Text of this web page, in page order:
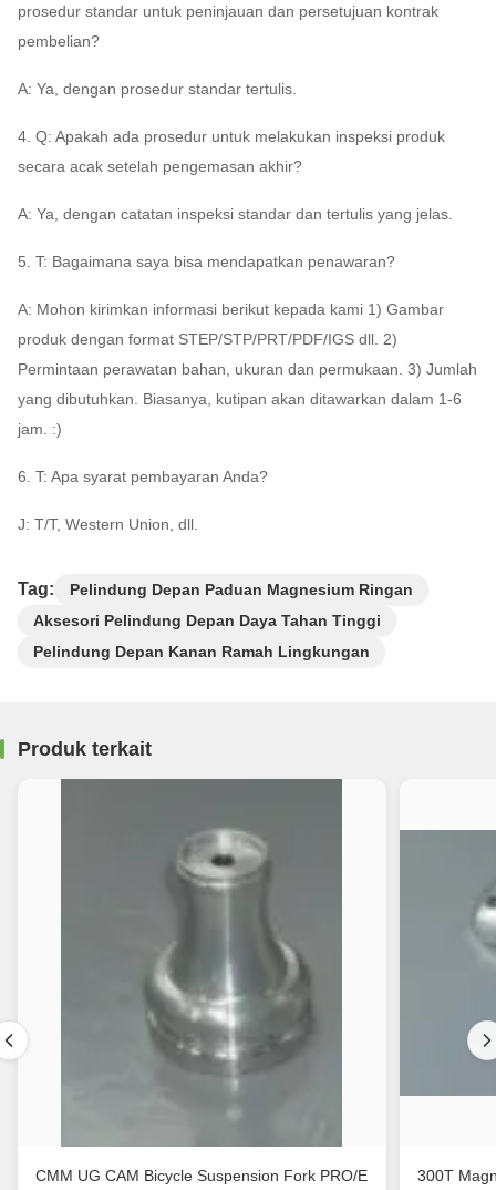
prosedur standar untuk peninjauan dan persetujuan kontrak
pembelian?
A: Ya, dengan prosedur standar tertulis.
4. Q: Apakah ada prosedur untuk melakukan inspeksi produk
secara acak setelah pengemasan akhir?
A: Ya, dengan catatan inspeksi standar dan tertulis yang jelas.
5. T: Bagaimana saya bisa mendapatkan penawaran?
A: Mohon kirimkan informasi berikut kepada kami 1) Gambar
produk dengan format STEP/STP/PRT/PDF/IGS dll. 2)
Permintaan perawatan bahan, ukuran dan permukaan. 3) Jumlah
yang dibutuhkan. Biasanya, kutipan akan ditawarkan dalam 1-6
jam. :)
6. T: Apa syarat pembayaran Anda?
J: T/T, Western Union, dll.
Tag:
Pelindung Depan Paduan Magnesium Ringan
Aksesori Pelindung Depan Daya Tahan Tinggi
Pelindung Depan Kanan Ramah Lingkungan
Produk terkait
CMM UG CAM Bicycle Suspension Fork PRO/E
300T